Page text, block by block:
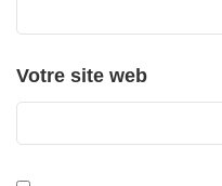
Votre site web